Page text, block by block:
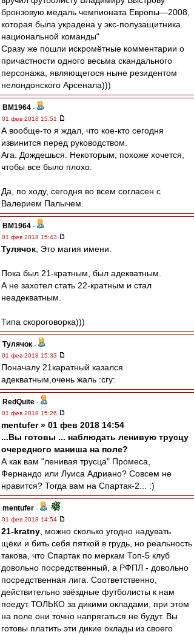
бронзовую медаль чемпионата Европы—2008,
которая была украдена у экс-полузащитника
национальной команды"
Сразу же пошли искромётные комментарии о
причастности одного весьма скандального
персонажа, являющегося ныне резидентом
нелондонского Арсенала)))
BM1964 -
01 фев 2018 15:51
А вообще-то я ждал, что кое-кто сегодня
извинится перед руководством.
Ага. Дождешься. Некоторым, похоже хочется,
чтобы все было плохо.
Да, по ходу, сегодня во всем согласен с
Валерием Палычем.
BM1964 -
01 фев 2018 15:43
Тулячок , Это магия имени.
Пока был 21-кратным, был адекватным.
А не захотел стать 22-кратным и стал
неадекватным.
Типа скороговорка)))
Тулячок -
01 фев 2018 15:33
Поначалу 21каратный казался
адекватным,очень жаль :cry:
RedQuite -
01 фев 2018 15:26
mentufer » 01 фев 2018 14:54
...Вы готовы ... наблюдать ленивую трусцу
очередного маниша на поле?
А как вам "ленивая трусца" Промеса,
Фернандо или Луиса Адриано? Совсем не
нравится? Тогда вам на Спартак-2... :)
mentufer -
01 фев 2018 14:54
21-kratny , можно сколько угодно надувать
щёки и бить себя пяткой в грудь, но реальность
такова, что Спартак по меркам Топ-5 клуб
довольно посредственный, а РФПЛ - довольно
посредственная лига. Соответственно,
действительно звёздные футболисты к нам
поедут ТОЛЬКО за дикими окладами, при этом
на поле они точно напрягаться не будут. Вы
готовы платить эти дикие оклады из своего